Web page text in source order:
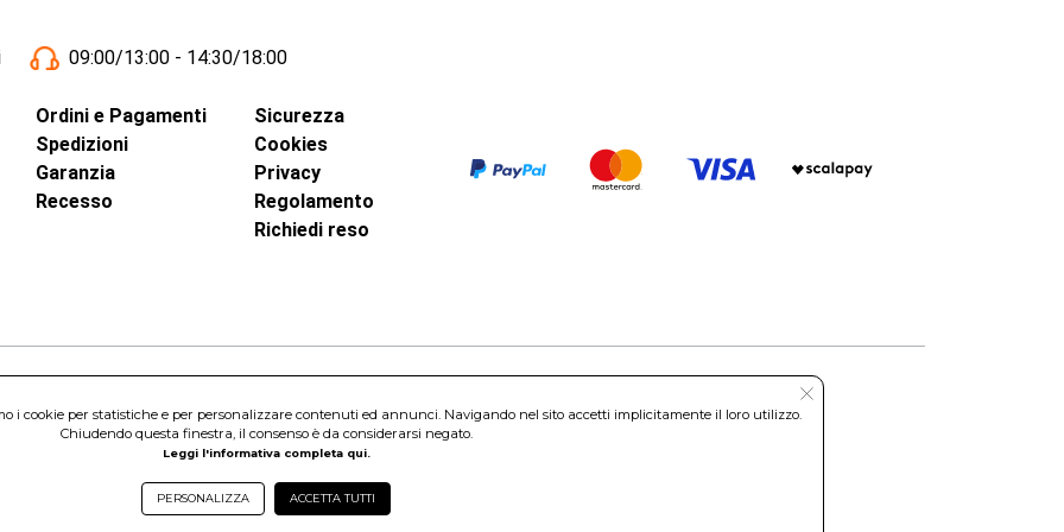
09:00/13:00 - 14:30/18:00
Ordini e Pagamenti
Spedizioni
Garanzia
Recesso
Sicurezza
Cookies
Privacy
Regolamento
Richiedi reso
40 - 00015 Monterotondo Scalo (RM)
Sociale 1.600.000,00 Euro i.v. Iscritto al Registro delle Imprese di Roma REA: RM-535144
Scalo (RM) - Telefono:06.90095358
i cookie per statistiche e per personalizzare contenuti ed annunci. Navigando nel sito accetti implicitamente il loro utilizzo.
Chiudendo questa finestra, il consenso è da considerarsi negato.
Leggi l'informativa completa qui.
PERSONALIZZA ACCETTA TUTTI